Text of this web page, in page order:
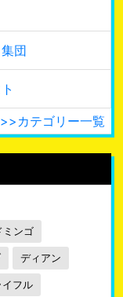
団
>>カテゴリー一覧
ミンゴ
ディアン
イフル